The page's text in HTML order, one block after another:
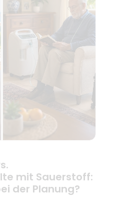
mit Sauerstoff:
der Planung?